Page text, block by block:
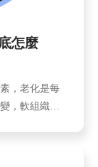
怎麼
，老化是每
，軟組織逐